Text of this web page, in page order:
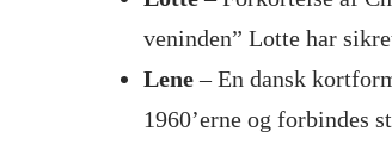
veninden” Lotte har
Lene– En dansk
1960’erne og forbindes